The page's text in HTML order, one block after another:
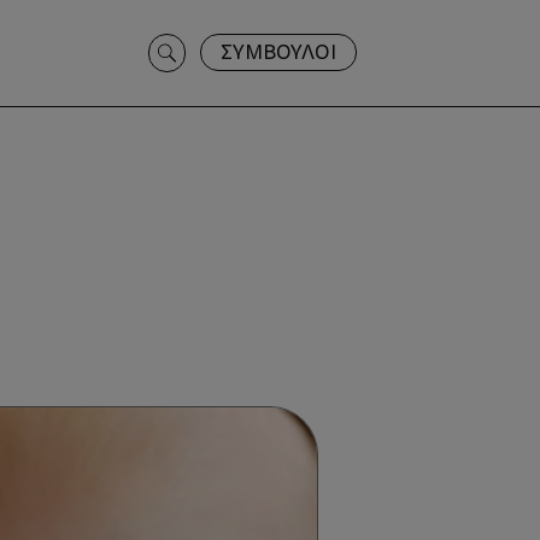
Search
for:
ΣΥΜΒΟΥΛΟΙ